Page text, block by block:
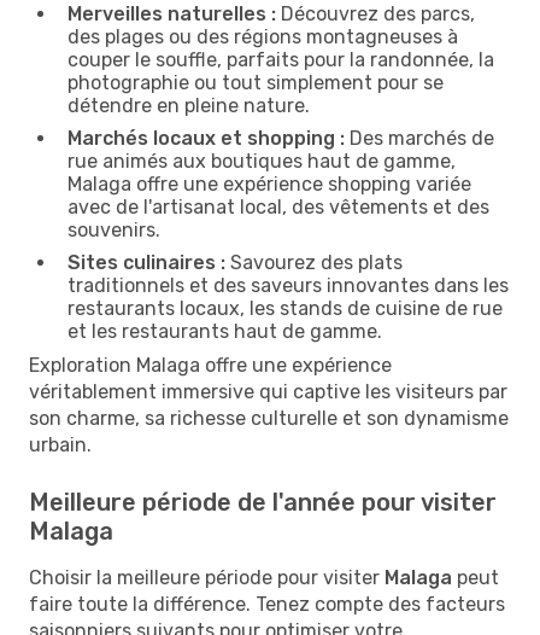
Merveilles naturelles : Découvrez des parcs,
des plages ou des régions montagneuses à
couper le souffle, parfaits pour la randonnée, la
photographie ou tout simplement pour se
détendre en pleine nature.
Marchés locaux et shopping : Des marchés de
rue animés aux boutiques haut de gamme,
Malaga offre une expérience shopping variée
avec de l'artisanat local, des vêtements et des
souvenirs.
Sites culinaires : Savourez des plats
traditionnels et des saveurs innovantes dans les
restaurants locaux, les stands de cuisine de rue
et les restaurants haut de gamme.
Exploration Malaga offre une expérience
véritablement immersive qui captive les visiteurs par
son charme, sa richesse culturelle et son dynamisme
urbain.
Meilleure période de l'année pour visiter
Malaga
Choisir la meilleure période pour visiter Malaga peut
faire toute la différence. Tenez compte des facteurs